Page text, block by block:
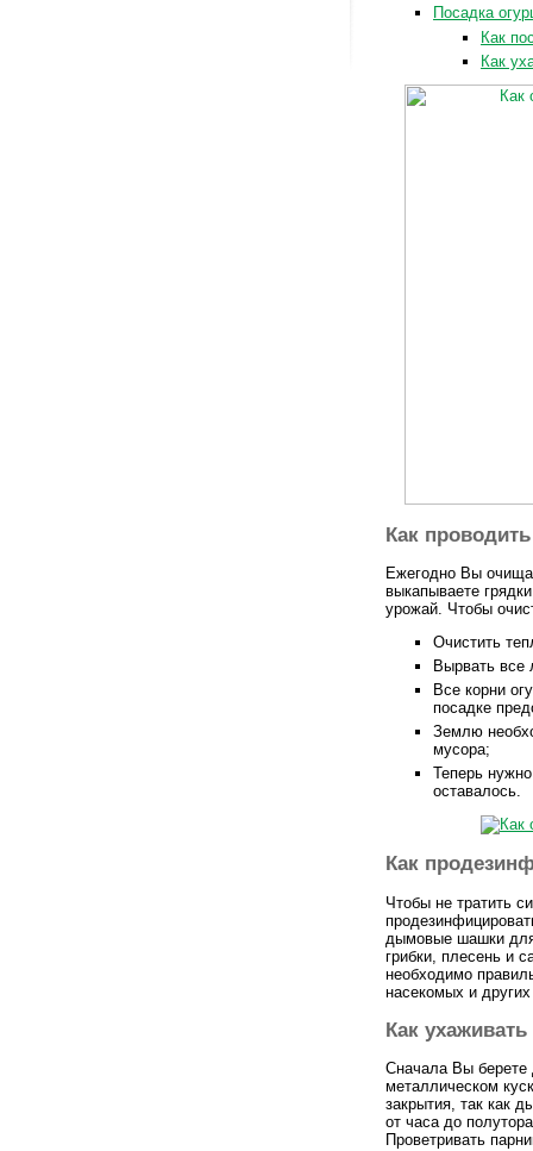
Посадка
Как
Как
Как
Ежегодно Вы
выкапываете
урожай. Чтобы
Очистить
Вырвать все
Все корни
посадке
Землю
мусора;
Теперь
оставалось.
Как
Чтобы не тратить
дымовые шашки для
грибки, плесень и
необходимо
насекомых и
Как
Сначала Вы берете
металлическом
закрытия, так как
от часа до
Проветривать